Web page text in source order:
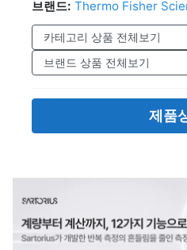
브랜드: Thermo Fisher
카테고리 상품 전체보기
브랜드 상품 전체보기
제품